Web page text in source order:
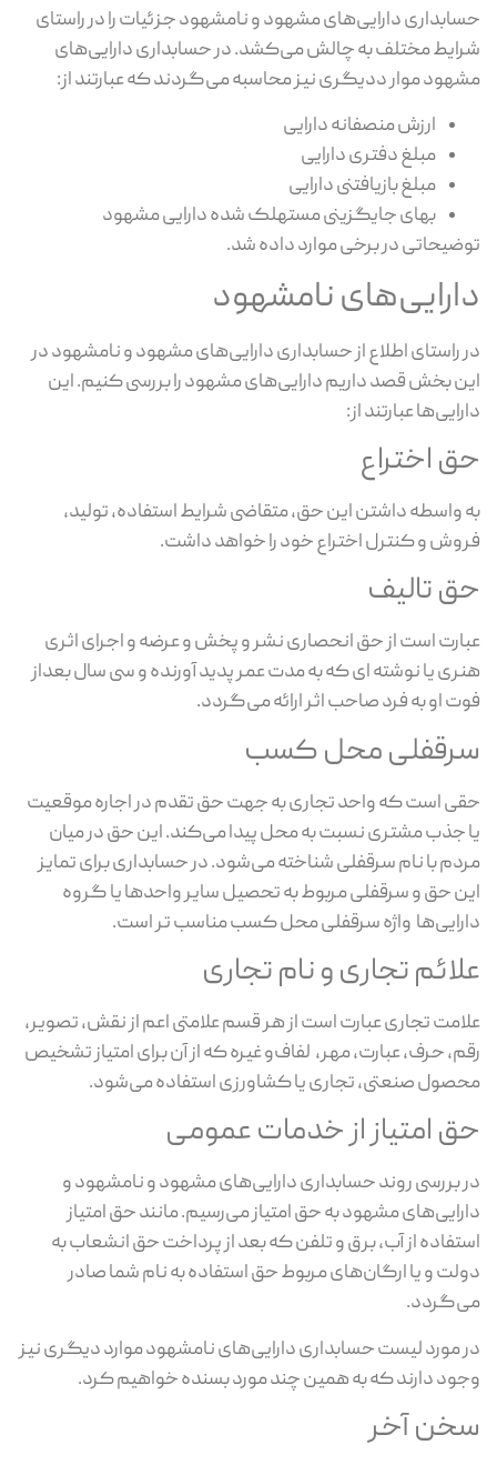
حسابداری دارایی‌های مشهود و نامشهود جزئیات را در راستای
شرایط مختلف به چالش می‌کشد. در حسابداری دارایی‌های
مشهود موار ددیگری نیز محاسبه می‌گردند که عبارتند از:
ارزش منصفانه دارایی
مبلغ دفتری دارایی
مبلغ بازیافتنی دارایی
بهای جایگزینی مستهلک شده دارایی مشهود
توضیحاتی در برخی موارد داده شد.
دارایی‌های نامشهود
در راستای اطلاع از حسابداری دارایی‌های مشهود و نامشهود در
این بخش قصد داریم دارایی‌های مشهود را بررسی کنیم. این
دارایی‌ها عبارتند از:
حق اختراع
به واسطه داشتن این حق، متقاضی شرایط استفاده، تولید،
فروش و کنترل اختراع خود را خواهد داشت.
حق تالیف
عبارت است از حق انحصاری نشر و پخش و عرضه و اجرای اثری
هنری یا نوشته ای که به مدت عمر پدید آورنده و سی سال بعداز
فوت او به فرد صاحب اثر ارائه می‌گردد.
سرقفلی محل کسب
حقی است که واحد تجاری به جهت حق تقدم در اجاره موقعیت
یا جذب مشتری نسبت به محل پیدا می‌کند. این حق در میان
مردم با نام سرقفلی شناخته می‌شود. در حسابداری برای تمایز
این حق و سرقفلی مربوط به تحصیل سایر واحد‌ها یا گروه
دارایی‌ها واژه سرقفلی محل کسب مناسب تر است.
علائم تجاری و نام تجاری
علامت تجاری عبارت است از هر قسم علامتی اعم از نقش، تصویر،
رقم، حرف، عبارت، مهر، لفاف‌و غیره که از آن برای امتیاز تشخیص
محصول صنعتی، تجاری یا کشاورزی استفاده می‌شود.
حق امتیاز از خدمات عمومی
در بررسی روند حسابداری دارایی‌های مشهود و نامشهود و
دارایی‌های مشهود به حق امتیاز می‌رسیم. مانند حق امتیاز
استفاده از آب، برق و تلفن که بعد از پرداخت حق انشعاب به
دولت و یا ارگان‌های مربوط حق استفاده به نام شما صادر
می‌گردد.
در مورد لیست حسابداری دارایی‌های نامشهود موارد دیگری نیز
وجود دارند که به همین چند مورد بسنده خواهیم کرد.
سخن آخر